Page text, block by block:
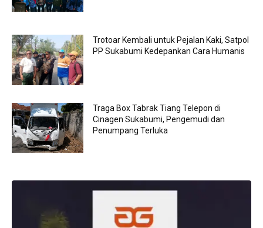
Trotoar Kembali untuk Pejalan Kaki, Satpol
PP Sukabumi Kedepankan Cara Humanis
Traga Box Tabrak Tiang Telepon di
Cinagen Sukabumi, Pengemudi dan
Penumpang Terluka